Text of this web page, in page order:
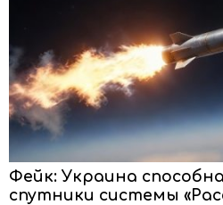
Фейк: Украина
спутники системы